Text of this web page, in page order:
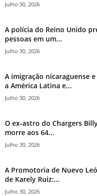
Julho 30, 2026
A polícia do Reino Unido
pessoas em um...
Julho 30, 2026
A imigração nicaraguense
a América Latina e...
Julho 30, 2026
O ex-astro do Chargers
morre aos 64...
Julho 30, 2026
A Promotoria de Nuevo
de Karely Ruiz:...
Julho 30, 2026